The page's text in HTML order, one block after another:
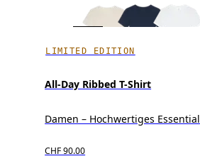
LIMITED EDITION
All-Day Ribbed T-Shirt
Damen – Hochwertiges Essential
CHF 90.00